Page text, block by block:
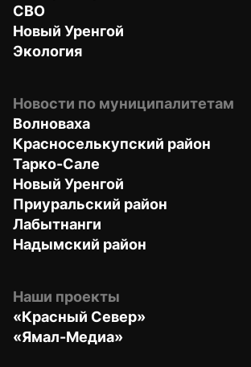
СВО
Новый Уренгой
Экология
Новости по муниципалитетам
Волноваха
Красноселькупский район
Тарко-Сале
Новый Уренгой
Приуральский район
Лабытнанги
Надымский район
Наши проекты
«Красный Север»
«Ямал-Медиа»